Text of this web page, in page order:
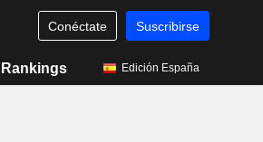
Conéctate Suscribirse
Rankings Edición España